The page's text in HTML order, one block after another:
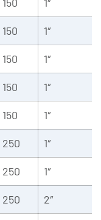
150 1″
150 1″
150 1″
150 1″
250 1″
250 1″
250 2″